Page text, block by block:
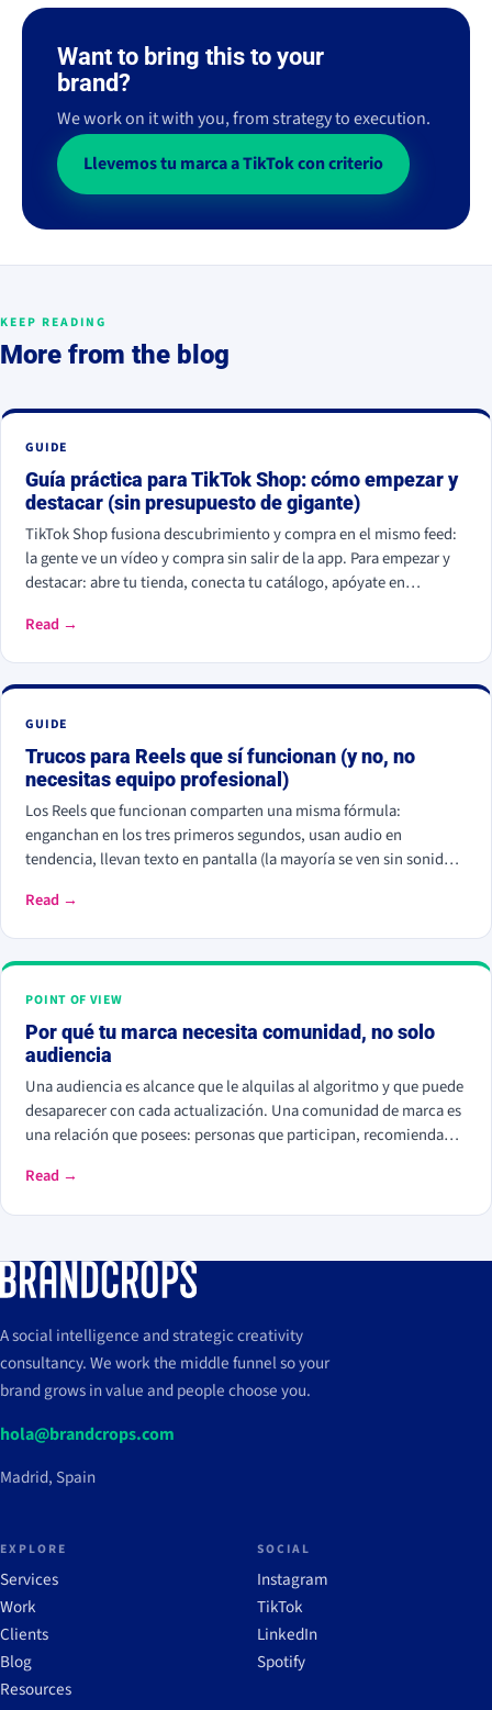
Want to bring this to your
brand?
We work on it with you, from strategy to execution.
Llevemos tu marca a TikTok con criterio
KEEP READING
More from the blog
GUIDE
Guía práctica para TikTok Shop: cómo empezar y
destacar (sin presupuesto de gigante)
TikTok Shop fusiona descubrimiento y compra en el mismo feed:
la gente ve un vídeo y compra sin salir de la app. Para empezar y
destacar: abre tu tienda, conecta tu catálogo, apóyate en
y prueba el directo (live shopping). Funciona: en EE. UU. las
los usuarios va a TikTok Shop para descubrir productos, por
Read →
GUIDE
Trucos para Reels que sí funcionan (y no, no
necesitas equipo profesional)
Los Reels que funcionan comparten una misma fórmula:
enganchan en los tres primeros segundos, usan audio en
tendencia, llevan texto en pantalla (la mayoría se ven sin sonido),
vender. El algoritmo premia el tiempo de visionado, los
Read →
POINT OF VIEW
Por qué tu marca necesita comunidad, no solo
audiencia
Una audiencia es alcance que le alquilas al algoritmo y que puede
desaparecer con cada actualización. Una comunidad de marca es
una relación que posees: personas que participan, recomiendan y
la comunidad sostiene el negocio cuando el alcance pagado falla.
Read →
A social intelligence and strategic creativity
consultancy. We work the middle funnel so your
brand grows in value and people choose you.
hola@brandcrops.com
Madrid, Spain
EXPLORE
Services
Work
Clients
Blog
Resources
SOCIAL
Instagram
TikTok
LinkedIn
Spotify